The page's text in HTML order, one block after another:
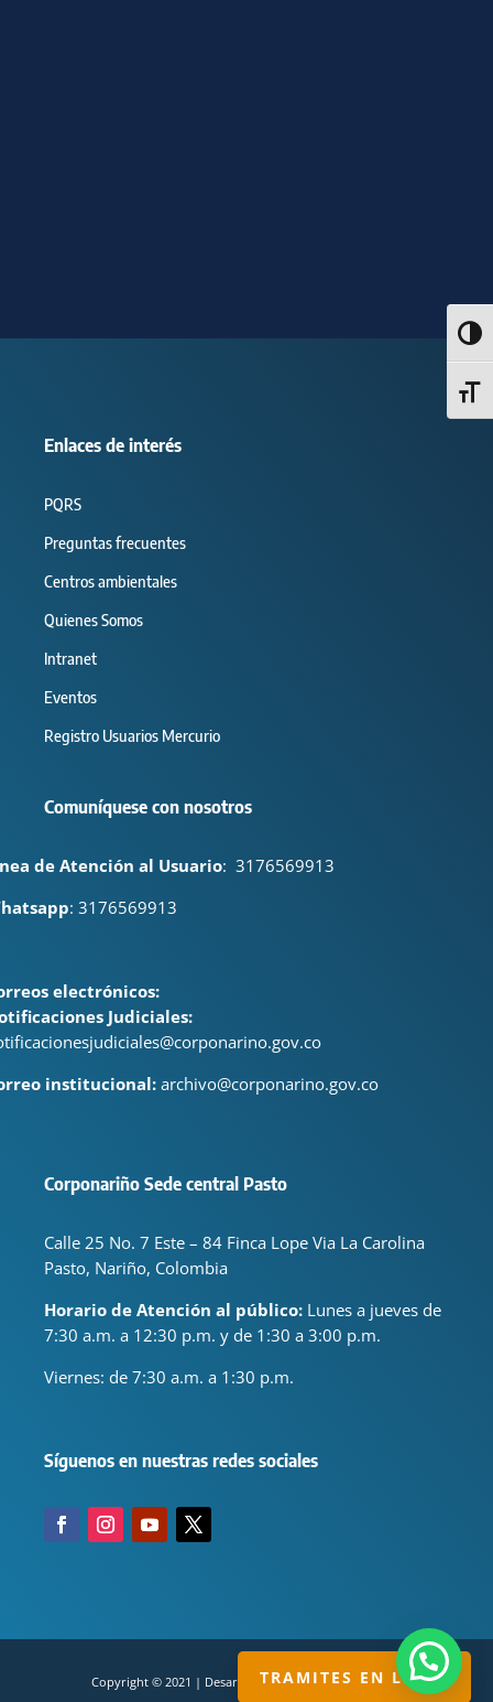
Enlaces de interés
PQRS
Preguntas frecuentes
Centros ambientales
Quienes Somos
Intranet
Eventos
Registro Usuarios Mercurio
Comuníquese con nosotros
de Atención al Usuario: 3176569913
: 3176569913
electrónicos:
Judiciales:
institucional: archivo@corponarino.gov.co
Corponariño Sede central Pasto
Calle 25 No. 7 Este – 84 Finca Lope Via La Carolina
Pasto, Nariño, Colombia
Horario de Atención al público: Lunes a jueves de
7:30 a.m. a 12:30 p.m. y de 1:30 a 3:00 p.m.
Viernes: de 7:30 a.m. a 1:30 p.m.
Síguenos en nuestras redes sociales
Copyright © 2021 | Desarrollado por servisual.com.co
TRAMITES EN LINEA